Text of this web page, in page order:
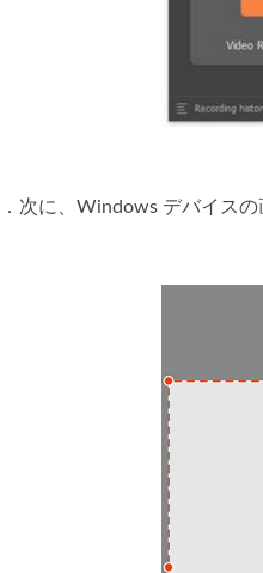
．次に、Windows デバイス